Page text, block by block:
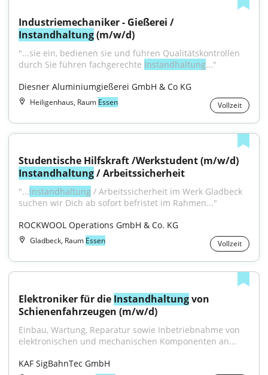
Instandhaltung (m/w/d)
"...sie ein, bedienen sie und führen Qualitätskontrollen
durch Sie führen fachgerechte Instandhaltung..."
Diesner Aluminiumgießerei GmbH & Co KG
Heiligenhaus, Raum Essen Vollzeit
Instandhaltung / Arbeitssicherheit
"...Instandhaltung / Arbeitssicherheit im Werk Gladbeck
suchen wir Dich ab sofort befristet im Rahmen..."
ROCKWOOL Operations GmbH & Co. KG
Gladbeck, Raum Essen Vollzeit
Elektroniker für die Instandhaltung von
Schienenfahrzeugen (m/w/d)
Einbau, Wartung, Reparatur sowie Inbetriebnahme von
elektronischen und mechanischen Komponenten an...
KAF SigBahnTec GmbH